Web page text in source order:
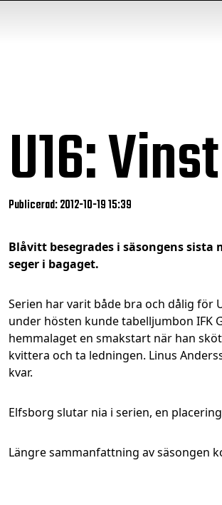
U16:
Publicerad: 2012-10-19 15:39
Blåvitt besegrades i säsongens
seger i bagaget.
Serien har varit både bra och dålig för
under hösten kunde tabelljumbon IFK
hemmalaget en smakstart när han
kvittera och ta ledningen. Linus
kvar.
Elfsborg slutar nia i serien, en
Längre sammanfattning av säsongen